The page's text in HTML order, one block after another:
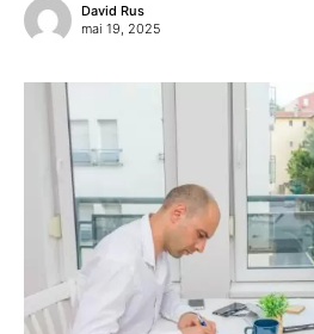
David Rus
mai 19, 2025